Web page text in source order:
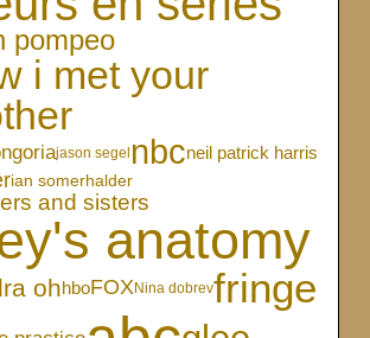
pompeo
i met your
jason segel nbcneil patrick harris
ian somerhalder
and sisters
anatomy
ohhboFOXNina dobrevfringe